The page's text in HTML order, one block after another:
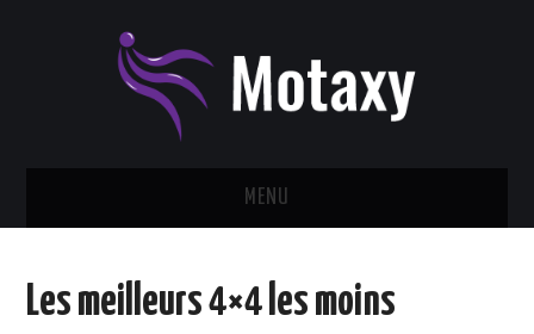
MENU
DEUX ROUES
Les meilleurs 4×4 les moins